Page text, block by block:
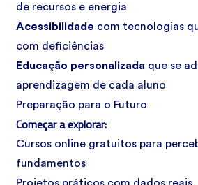
de recursos e energia
Acessibilidade com tecnologias
com deficiências
Educação personalizada que se
aprendizagem de cada aluno
Preparação para o Futuro
Começar a explorar:
Cursos online gratuitos para
fundamentos